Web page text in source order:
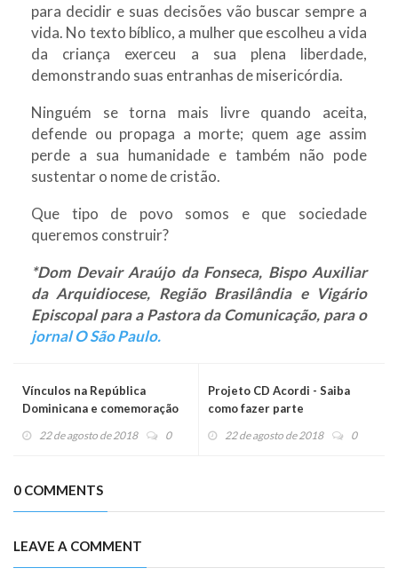
para decidir e suas decisões vão buscar sempre a
vida. No texto bíblico, a mulher que escolheu a vida
da criança exerceu a sua plena liberdade,
demonstrando suas entranhas de misericórdia.
Ninguém se torna mais livre quando aceita,
defende ou propaga a morte; quem age assim
perde a sua humanidade e também não pode
sustentar o nome de cristão.
Que tipo de povo somos e que sociedade
queremos construir?
*Dom Devair Araújo da Fonseca, Bispo Auxiliar
da Arquidiocese, Região Brasilândia e Vigário
Episcopal para a Pastora da Comunicação, para o
jornal O São Paulo.
Vínculos na República
Dominicana e comemoração
22 de agosto de 2018 0
Projeto CD Acordi - Saiba
como fazer parte
22 de agosto de 2018 0
0 COMMENTS
LEAVE A COMMENT